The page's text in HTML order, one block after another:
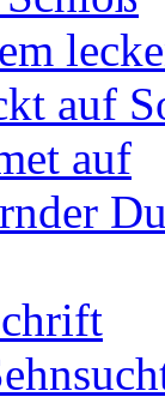
auf
auf